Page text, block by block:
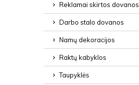
Reklamai skirtos dovanos
Darbo stalo dovanos
Namų dekoracijos
Raktų kabyklos
Taupyklės